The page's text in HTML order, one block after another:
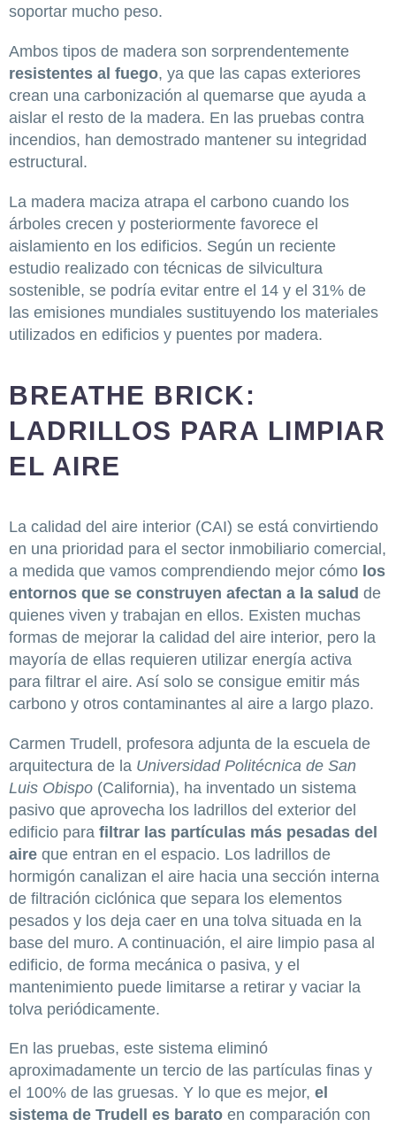
soportar mucho peso.
Ambos tipos de madera son sorprendentemente
resistentes al fuego, ya que las capas exteriores
crean una carbonización al quemarse que ayuda a
aislar el resto de la madera. En las pruebas contra
incendios, han demostrado mantener su integridad
estructural.
La madera maciza atrapa el carbono cuando los
árboles crecen y posteriormente favorece el
aislamiento en los edificios. Según un reciente
estudio realizado con técnicas de silvicultura
sostenible, se podría evitar entre el 14 y el 31% de
las emisiones mundiales sustituyendo los materiales
utilizados en edificios y puentes por madera.
BREATHE BRICK:
LADRILLOS PARA LIMPIAR
EL AIRE
La calidad del aire interior (CAI) se está convirtiendo
en una prioridad para el sector inmobiliario comercial,
a medida que vamos comprendiendo mejor cómo los
entornos que se construyen afectan a la salud de
quienes viven y trabajan en ellos. Existen muchas
formas de mejorar la calidad del aire interior, pero la
mayoría de ellas requieren utilizar energía activa
para filtrar el aire. Así solo se consigue emitir más
carbono y otros contaminantes al aire a largo plazo.
Carmen Trudell, profesora adjunta de la escuela de
arquitectura de la Universidad Politécnica de San
Luis Obispo (California), ha inventado un sistema
pasivo que aprovecha los ladrillos del exterior del
edificio para filtrar las partículas más pesadas del
aire que entran en el espacio. Los ladrillos de
hormigón canalizan el aire hacia una sección interna
de filtración ciclónica que separa los elementos
pesados y los deja caer en una tolva situada en la
base del muro. A continuación, el aire limpio pasa al
edificio, de forma mecánica o pasiva, y el
mantenimiento puede limitarse a retirar y vaciar la
tolva periódicamente.
En las pruebas, este sistema eliminó
aproximadamente un tercio de las partículas finas y
el 100% de las gruesas. Y lo que es mejor, el
sistema de Trudell es barato en comparación con